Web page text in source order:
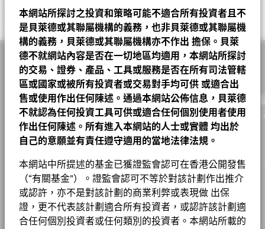
本網站所探討之投資和策略可能不適合所有投資者且不
是貝萊德或其聯屬機構的義務，也非貝萊德或其聯屬機
構的義務，貝萊德或其聯屬機構亦不作出 擔保。貝萊
德不就網站內容是否在一切地區均適用，本網站所探討
的交易、證券、產品、工具或服務是否在所有司法管轄
區或國家或被所有投資者或交易對手均可供 或適合出
售或使用作出任何陳述。通過本網站公佈信息，貝萊德
不就認為任何投資工具可供或適合任何個別使用者使用
作出任何陳述。所有進入本網站的人士或實體 均出於
自己的意願並有責任遵守適用的當地法律法規。
本網站中所提述的基金已獲證監會認可在香港公開發售
（“有關基金”）。證監會認可不等於對該計劃作出推介
或認許，亦不是對該計劃的商業利弊或表現做 出保
證，更不代表該計劃適合所有投資者，或認許該計劃適
合任何個別投資者或任何類別的投資者。本網站所載的
Values
年度回報(%) 參考指標 1
201620172018201920202021202220232024
-40
-20
0
20
End of interactive chart.
2016 2017 2018 2019 2020 2021 2022
最低其後投資額
USD 1000
註冊地點
盧森堡
管理公司
BlackRock (Luxembourg) S.A.
交易結算日
交易日 + 3 日
彭博代號
BGSA2HH
香港證監會認可ESG基金
否
股份成立日期
2018年4月4日
資產類別
股票
SFDR分類
第8條
管理費
1.50%
市盈率
截至 2026年6月30日
23.01
L AIR LIQUIDE SA POUR L ETUDE ET L EXPLO DES
PROCEDES GEORGES CLAUDE SA
3.39
BELIMO HOLDING AG
3.27
SIEMENS ENERGY AG
3.21
CAIXABANK SA
3.00
ASTRAZENECA PLC
2.98
ABN AMRO BANK NV
SAFRAN SA
2.93
基金以主動方式管理，而其成分將會變動。所示持倉僅供說明用
工業
32.63 19.08
13.55
金融
22.07 24.41
-2.35
資訊科技
16.93 10.10
6.83
醫療保健
7.64 13.21
-5.57
原材料
6.80 5.23
1.58
現金及衍生產品
4.58 0.01
非必需消費品
4.08 6.33
-2.25
基本消費品
2.10 8.56
-6.46
能源
1.59 4.40
-2.81
公用事業
1.58 4.97 -3.40
A2
USD 77.11 0.13 0.17
2026年8月7日
A2 對沖股份
HKD 183.16 0.10 0.05
2026年8月7日
A2 對沖股份
CAD 24.46 0.01 0.04
2026年8月7日
A2 對沖股份
CNH 562.77 0.29 0.05
2026年8月7日
A2 對沖股份
USD 29.69 0.02 0.07
2026年8月7日
A2 對沖股份
GBP 23.55 0.01 0.04
2026年8月7日
EUR 11.00 0.01 0.09
2026年8月7日
C2
EUR 50.21 0.02 0.04 2026年8月7日
Tom Lemaigre
Read More
可持續發展特徵可為投資者提供傳統以外的指標，連同其他指標及
資訊，投資者可以用來評估基金在環境、社會、管治(ESG)方面的
特徵。 可持續發展特徵並非目前或未來表現的指引，亦不反映基
金的潛在風險及回報程度。 資訊僅用於提高透明度和僅供參考。
投資者在評估基金時不應單獨或孤立地考慮可持續發展特徵，而是
應看作為其中一項參考資訊。
這些指標並不反映基金如何或會否納入ESG因素。除非在基金文件
中另有註明並包含在基金的投資目標中，否則這些指標不會改變基
金的投資目標或限制基金的可投資領域，亦不代表基金會採用以
ESG或Impact為主的投資策略或排除性篩選。請參閱基金章程以
欲查看MSCI對可持續發展特徵的評估方法，請使用以下連結
MSCI ESG 基金評級 (AAA-CCC) AA
業務參與指標有助於投資者更全面地瞭解基金可能透過其投資而暴
露在其中的具體活動。
業務參與指標並不代表基金投資目標的，除非基金文件另有說明且
包括在基金投資目標，否則不會改變基金投資目標或限制基金的可
投資領域，也不代表基金將採用 ESG 或影響導向的投資策略或排
除篩選。有關基金投資策略的更多資訊，請參閱基金章程。
要查看業務參與指標背後的 MSCI 方法，可透過以下連結。
MSCI－爭議性武器
截至 2026年6月30日
0.00%
MSCI－核武器
截至 2026年6月30日
2.93%
相關文件
貝萊德歐洲特別時機基金 A2 對沖股份 港元 基金
基金章程
貝萊德全球基金 – 基⾦產品資料概要
貝萊德歐洲特別時機基金產品資料概要
作為一家全球投資管理公司及客戶的信託人，貝萊德致力為
實現財務幸福。自1999年以來，我們憑藉領先的金融科技，
戶提供理想的解決方案以協助他們達成其重要投資目標。
集團
工作機會